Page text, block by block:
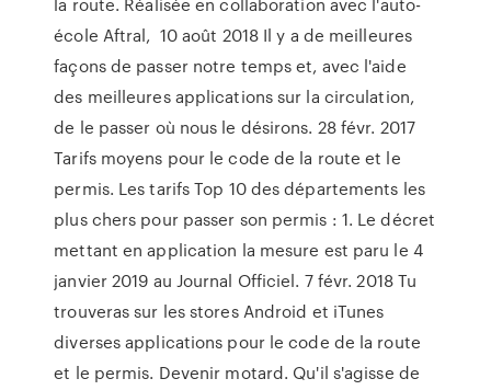
école Aftral, 10 août 2018 Il y a de meilleures
façons de passer notre temps et, avec l'aide
des meilleures applications sur la circulation,
de le passer où nous le désirons. 28 févr. 2017
Tarifs moyens pour le code de la route et le
permis. Les tarifs Top 10 des départements les
plus chers pour passer son permis : 1. Le décret
mettant en application la mesure est paru le 4
janvier 2019 au Journal Officiel. 7 févr. 2018 Tu
trouveras sur les stores Android et iTunes
diverses applications pour le code de la route
et le permis. Devenir motard. Qu'il s'agisse de